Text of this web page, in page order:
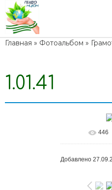
Главная » Фотоальбом »
1.01.41
В
1100x848
446
Добавлено